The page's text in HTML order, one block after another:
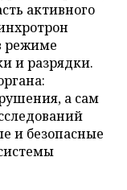
активного
режиме
и разрядки.
а сам
и безопасные